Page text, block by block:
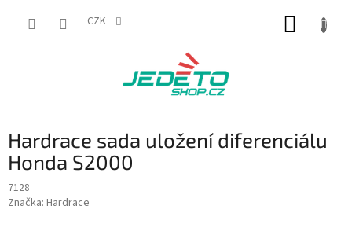
CZK
Hardrace sada uložení diferenciálu
Honda S2000
7128
Značka: Hardrace